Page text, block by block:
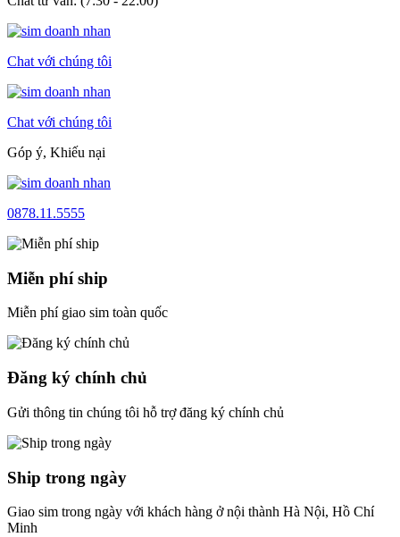
Chat với chúng tôi
Chat với chúng tôi
Góp ý, Khiếu nại
0878.11.5555
Miễn phí ship
Miễn phí giao sim toàn quốc
Đăng ký chính chủ
Gửi thông tin chúng tôi hỗ trợ đăng ký chính chủ
Ship trong ngày
Giao sim trong ngày với khách hàng ở nội thành Hà Nội, Hồ Chí
Minh